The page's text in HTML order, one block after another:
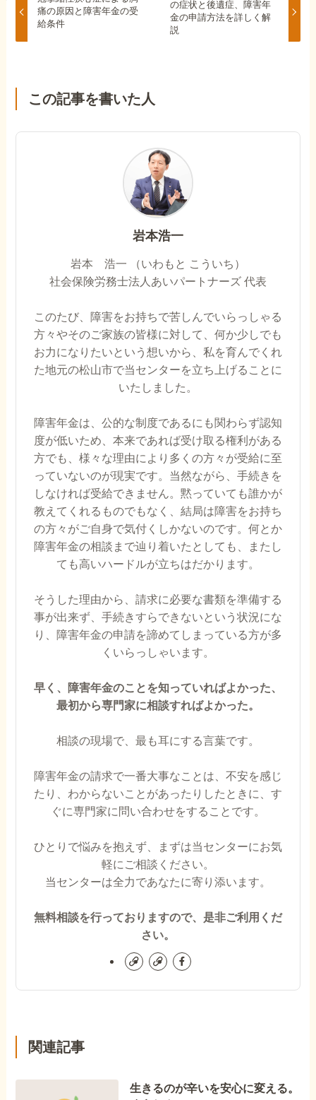
痛の原因と障害年金の受
給条件
の症状と後遺症、障害年
金の申請方法を詳しく解
説
この記事を書いた人
岩本浩一
岩本 浩一 （いわもと こういち）
社会保険労務士法人あいパートナーズ 代表
このたび、障害をお持ちで苦しんでいらっしゃる
方々やそのご家族の皆様に対して、何か少しでも
お力になりたいという想いから、私を育んでくれ
た地元の松山市で当センターを立ち上げることに
いたしました。
障害年金は、公的な制度であるにも関わらず認知
度が低いため、本来であれば受け取る権利がある
方でも、様々な理由により多くの方々が受給に至
っていないのが現実です。当然ながら、手続きを
しなければ受給できません。黙っていても誰かが
教えてくれるものでもなく、結局は障害をお持ち
の方々がご自身で気付くしかないのです。何とか
障害年金の相談まで辿り着いたとしても、またし
ても高いハードルが立ちはだかります。
そうした理由から、請求に必要な書類を準備する
事が出来ず、手続きすらできないという状況にな
り、障害年金の申請を諦めてしまっている方が多
くいらっしゃいます。
早く、障害年金のことを知っていればよかった、
最初から専門家に相談すればよかった。
相談の現場で、最も耳にする言葉です。
障害年金の請求で一番大事なことは、不安を感じ
たり、わからないことがあったりしたときに、す
ぐに専門家に問い合わせをすることです。
ひとりで悩みを抱えず、まずは当センターにお気
軽にご相談ください。
当センターは全力であなたに寄り添います。
無料相談を行っておりますので、是非ご利用くだ
さい。
関連記事
生きるのが辛いを安心に変える。